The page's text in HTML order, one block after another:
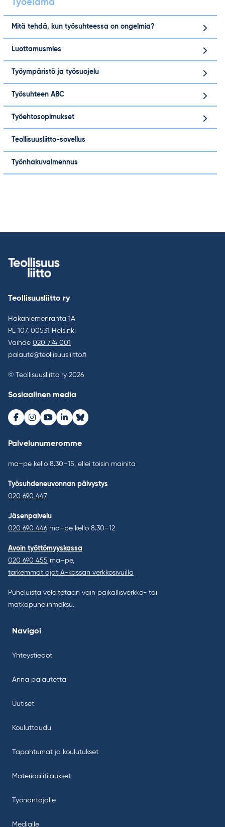
Työelämä
Mitä tehdä, kun työsuhteessa on ongelmia?
Luottamusmies
Työympäristö ja työsuojelu
Työsuhteen ABC
Työehtosopimukset
Teollisuusliitto-sovellus
Työnhakuvalmennus
Teollisuusliitto ry
Hakaniemenranta 1A
PL 107, 00531 Helsinki
Vaihde 020 774 001
palaute@teollisuusliitto.fi
© Teollisuusliitto ry 2026
Sosiaalinen media
Facebook
Instagram
Youtube
LinkedInBluesky
Palvelunumeromme
ma–pe kello 8.30–15, ellei toisin mainita
Työsuhdeneuvonnan päivystys
020 690 447
Jäsenpalvelu
020 690 446 ma–pe kello 8.30–12
Avoin työttömyyskassa
020 690 455 ma–pe,
tarkemmat ajat A-kassan verkkosivuilla
Puheluista veloitetaan vain paikallisverkko- tai
matkapuhelinmaksu.
Navigoi
Yhteystiedot
Anna palautetta
Uutiset
Kouluttaudu
Tapahtumat ja koulutukset
Materiaalitilaukset
Työnantajalle
Medialle